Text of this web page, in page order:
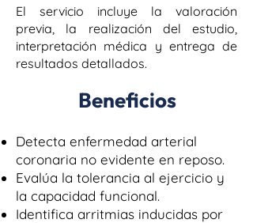
El servicio incluye la valoración
previa, la realización del estudio,
interpretación médica y entrega de
resultados detallados.
Beneficios
Detecta enfermedad arterial
coronaria no evidente en reposo.
Evalúa la tolerancia al ejercicio y
la capacidad funcional.
Identifica arritmias inducidas por